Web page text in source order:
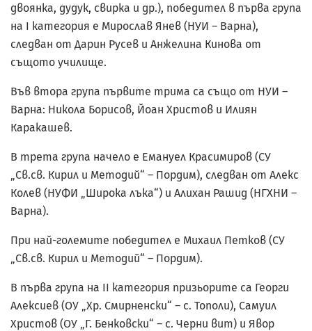
двоянка, дудук, свирка и др.), победител в първа група
на I категория е Мирослав Янев (НУИ – Варна),
следван от Дарин Русев и Анжелина Кинова от
същото училище.
Във втора група първите трима са също от НУИ –
Варна: Никола Борисов, Йоан Христов и Илиян
Каракашев.
В трета група начело е Емануел Красимиров (СУ
„Св.св. Кирил и Методий“ – Пордим), следван от Алекс
Колев (НУФИ „Широка лъка“) и Алихан Рашид (НГХНИ –
Варна).
При най-големите победител е Михаил Петков (СУ
„Св.св. Кирил и Методий“ – Пордим).
В първа група на II категория призьорите са Георги
Алексиев (ОУ „Хр. Смирненски“ – с. Тополи), Самуил
Христов (ОУ „Г. Бенковски“ – с. Черни вит) и Явор